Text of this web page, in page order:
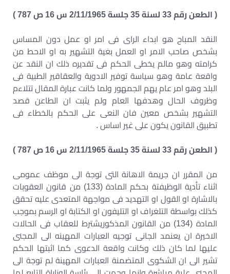
( الطعن رقم 33 لسنة 35 جلسة 2/11/1965 س 16 ص 787 )
النقد المباح هو ابداء الراى فى امر او عمل دون المساس
بشخص صاحب الامر او العمل بغية التشهير به او الاحط من
كرامته وهو مالم يخطى الحكم فى تقديره ذلك ان النقد عن
واقعة عامة وهو سياسة توفير الادوية والعقاقير الطبية فى
البلد وهو امر عام يهم الجمهور ولما كانت عبارة المقال تتلاءم
وظروف الحال وهدفها العام ولم يثبت ان الطاعن قصد
التشهير بشخص معين فان النعى على الحكم بالخطاء فى
تطبيق القانون يكون على غير اساس .
( الطعن رقم 33 لسنة 35 جلسة 2/11/1965 س 16 ص 787 )
من المقرر ان جريمة الاهانة التى توجة الى موظف عمومى
اثناء تأدية الوظيفتة بحكم المادة (133) من قانون العقوبات
بالاشارة او القول او التهديد فى مواجهة المتعدى عليه تحقق
كذلك بواسطة التلغراف او التليفون او الكتابة او الرسم بموجب
المادة (134) من القانون المذكوريشترط للعقاب فى الحالات
الاخيرة ان يعنمد الجانى توجيه العبارات المهينه الى المجنى
عليها لما كان ذلك وكانت واقعة الدعوى كما اثبتها الحكم
تشير الى ان الشكوى المتضمنة العبارات المهينة لم توجة الى